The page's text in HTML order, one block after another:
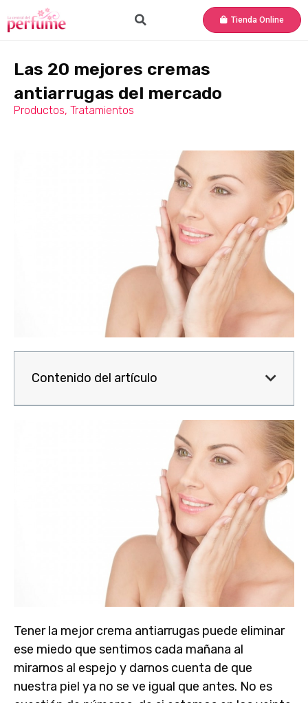
Tienda Online
Las 20 mejores cremas
antiarrugas del mercado
Productos, Tratamientos
Contenido del artículo
Tener la mejor crema antiarrugas puede eliminar
ese miedo que sentimos cada mañana al
mirarnos al espejo y darnos cuenta de que
nuestra piel ya no se ve igual que antes. No es